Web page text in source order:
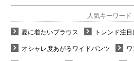
人気キーワード
夏に着たいブラウス トレンド注
オシャレ度あがるワイドパンツ ワ